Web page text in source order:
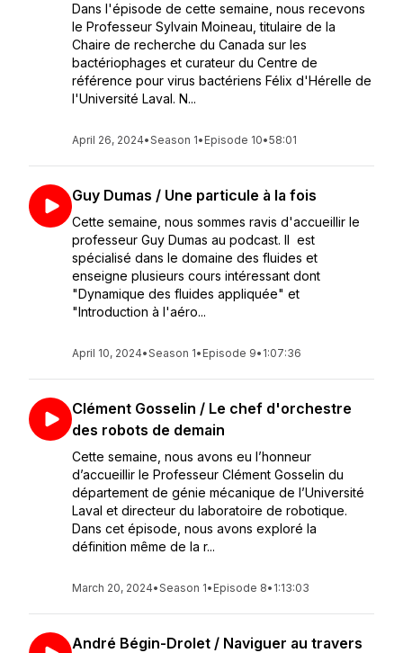
Dans l'épisode de cette semaine, nous recevons
le Professeur Sylvain Moineau, titulaire de la
Chaire de recherche du Canada sur les
bactériophages et curateur du Centre de
référence pour virus bactériens Félix d'Hérelle de
l'Université Laval. N...
April 26, 2024•Season 1• Episode 10•58:01
Guy Dumas / Une particule à la fois
Cette semaine, nous sommes ravis d'accueillir le
professeur Guy Dumas au podcast. Il est
spécialisé dans le domaine des fluides et
enseigne plusieurs cours intéressant dont
"Dynamique des fluides appliquée" et
"Introduction à l'aéro...
April 10, 2024•Season 1• Episode 9• 1:07:36
Clément Gosselin / Le chef d'orchestre
des robots de demain
Cette semaine, nous avons eu l’honneur
d’accueillir le Professeur Clément Gosselin du
département de génie mécanique de l’Université
Laval et directeur du laboratoire de robotique.
Dans cet épisode, nous avons exploré la
définition même de la r...
March 20, 2024•Season 1• Episode 8• 1:13:03
André Bégin-Drolet / Naviguer au travers